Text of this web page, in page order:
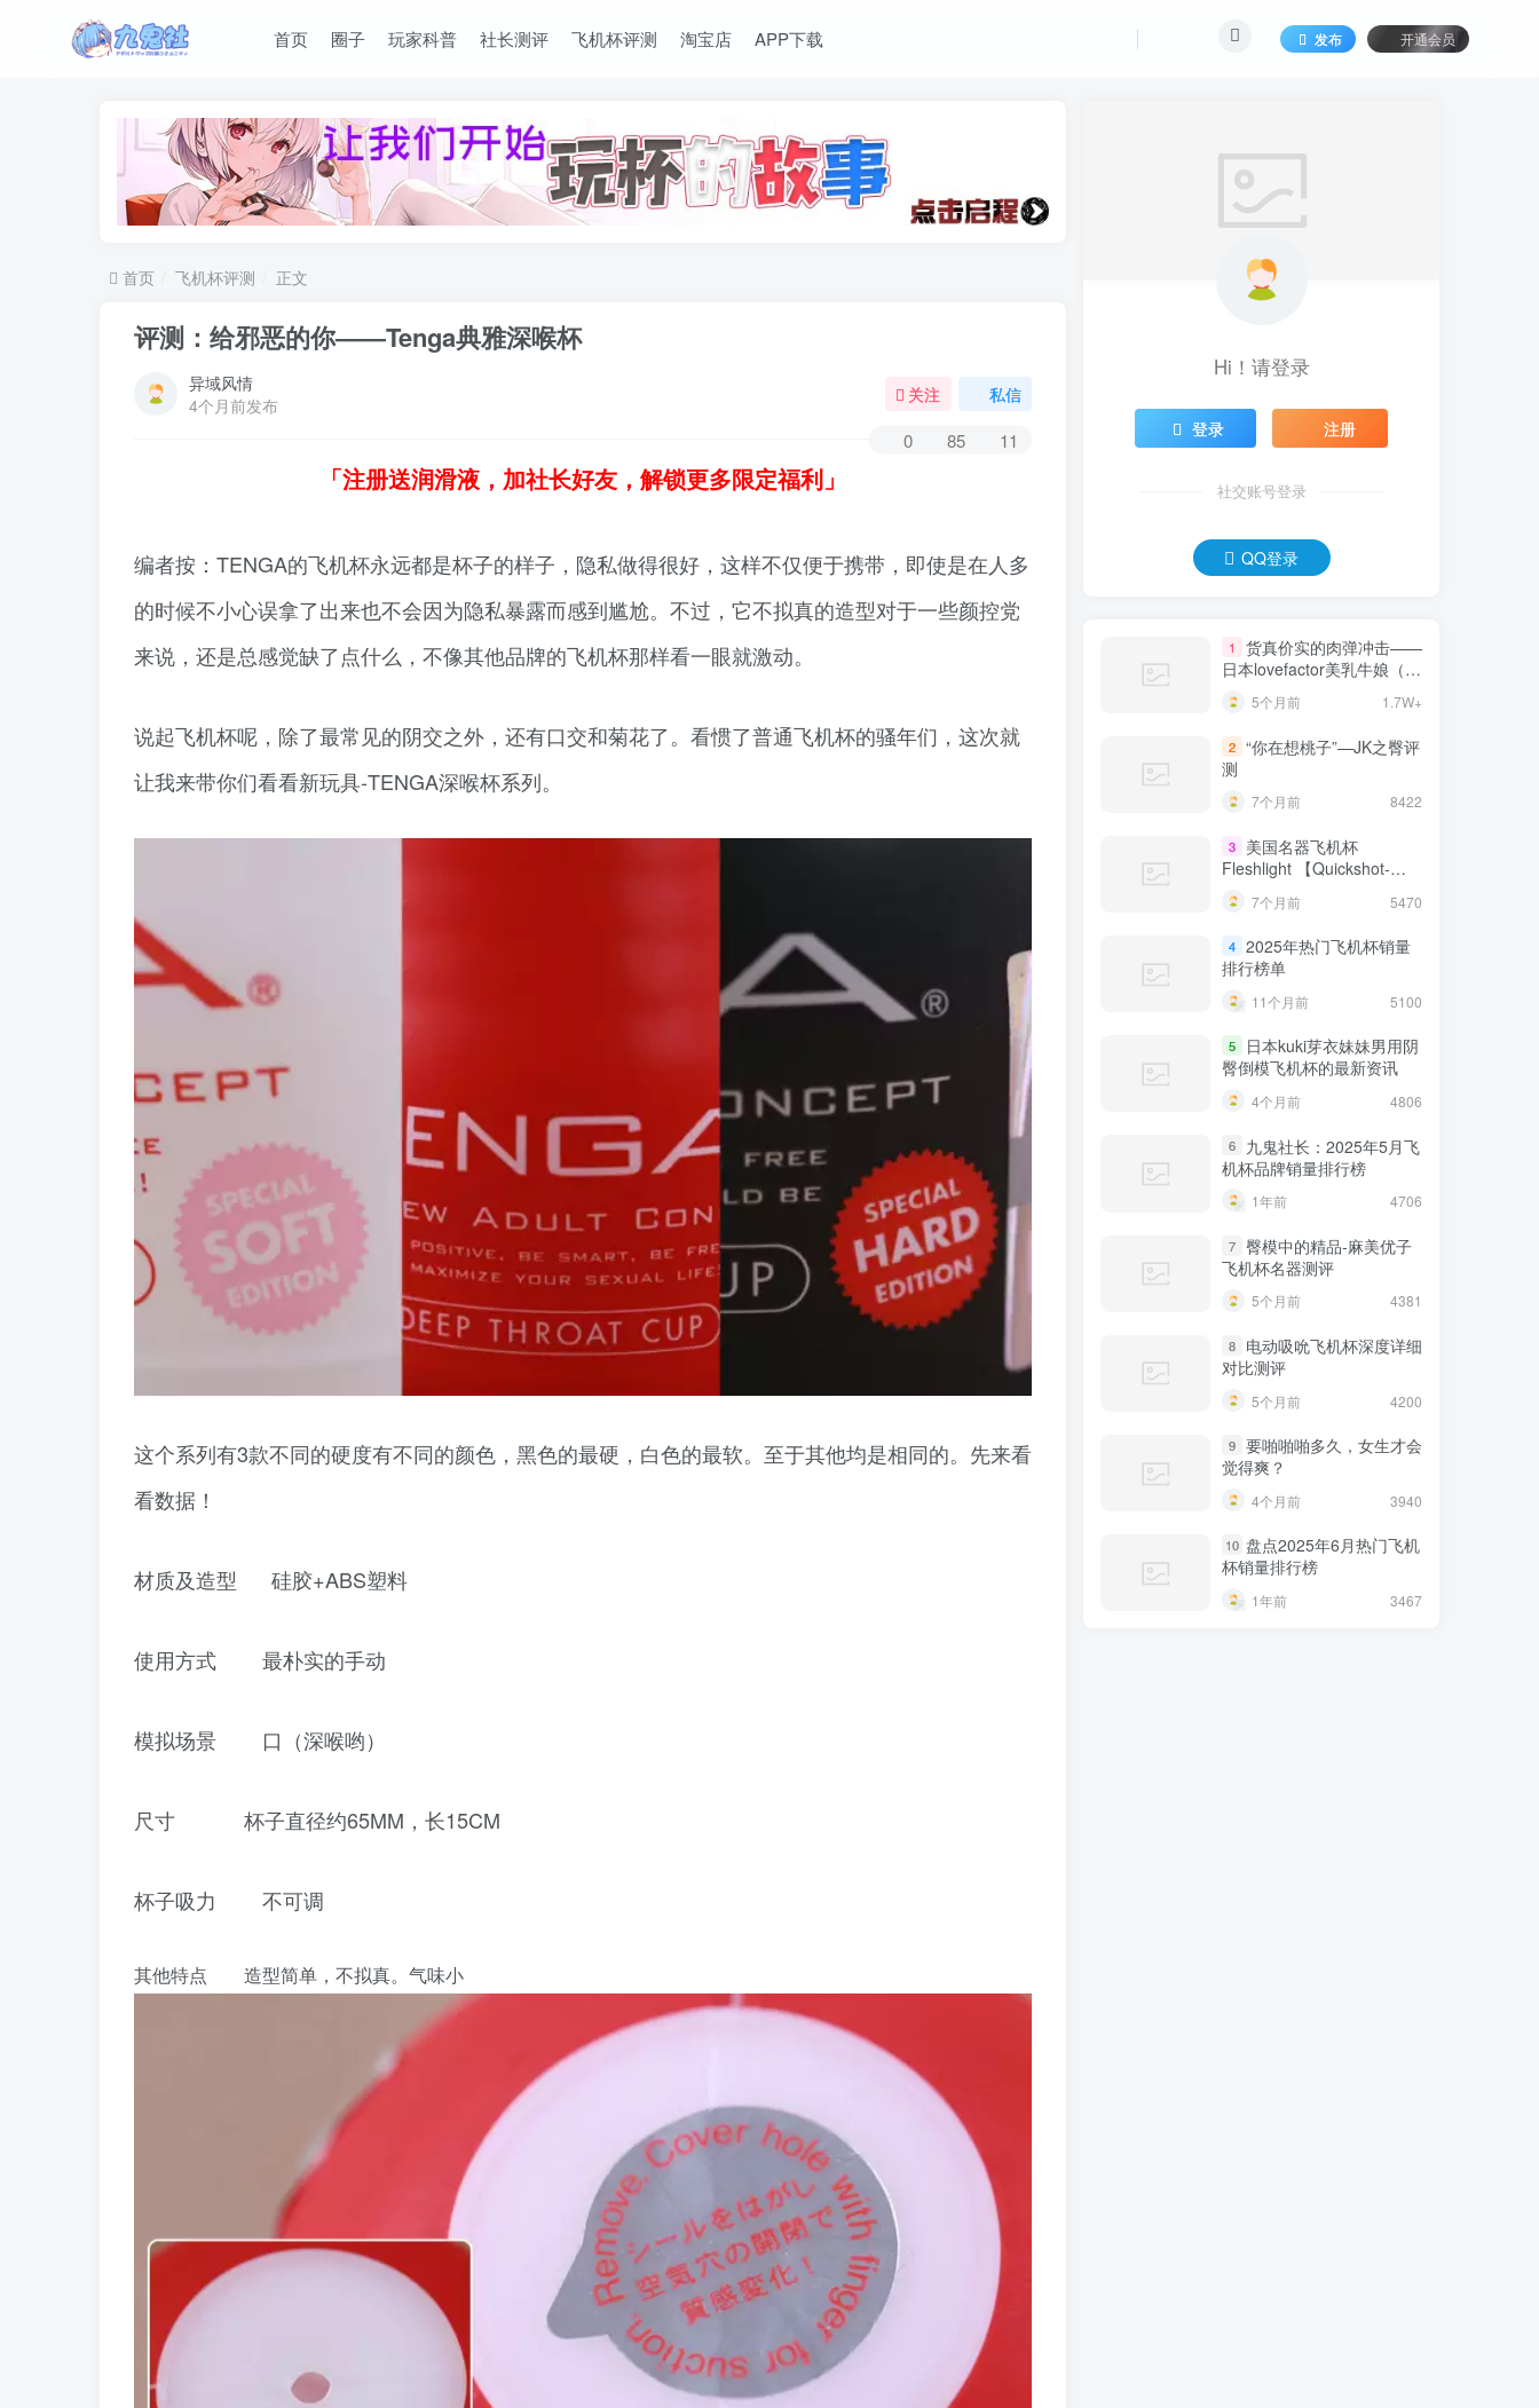
首页 圈子 玩家科普 社长测评 飞机杯评测 淘宝店 APP下载 发布 开通会员
首页 飞机杯评测 正文
评测：给邪恶的你——Tenga典雅深喉杯
异域风情
4个月前发布
关注 私信
0 85 11
「注册送润滑液，加社长好友，解锁更多限定福利」
编者按：TENGA的飞机杯永远都是杯子的样子，隐私做得很好，这样不仅便于携带，即使是在人多
的时候不小心误拿了出来也不会因为隐私暴露而感到尴尬。不过，它不拟真的造型对于一些颜控党
来说，还是总感觉缺了点什么，不像其他品牌的飞机杯那样看一眼就激动。
说起飞机杯呢，除了最常见的阴交之外，还有口交和菊花了。看惯了普通飞机杯的骚年们，这次就
让我来带你们看看新玩具-TENGA深喉杯系列。
这个系列有3款不同的硬度有不同的颜色，黑色的最硬，白色的最软。至于其他均是相同的。先来看
看数据！
材质及造型 硅胶+ABS塑料
使用方式 最朴实的手动
模拟场景 口（深喉哟）
尺寸 杯子直径约65MM，长15CM
杯子吸力 不可调
其他特点 造型简单，不拟真。气味小
Hi！请登录
登录 注册
社交账号登录
QQ登录
1
货真价实的肉弹冲击——
日本lovefactor美乳牛娘（大
副标题]5个月前 1.7W+
2 “你在想桃子”—JK之臀评
测
7个月前 8422
3
美国名器飞机杯
Fleshlight 【Quickshot-
评测 7个月前 5470
4 2025年热门飞机杯销量
排行榜单
11个月前 5100
5
日本kuki芽衣妹妹男用阴
臀倒模飞机杯的最新资讯
4个月前 4806
6
九鬼社长：2025年5月飞
机杯品牌销量排行榜
1年前 4706
7 臀模中的精品-麻美优子
飞机杯名器测评
5个月前 4381
8
电动吸吮飞机杯深度详细
对比测评
5个月前 4200
9 要啪啪啪多久，女生才会
觉得爽？
4个月前 3940
10 盘点2025年6月热门飞机
杯销量排行榜
1年前 3467